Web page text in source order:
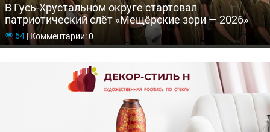
В Гусь-Хрустальном округе стартовал
патриотический слёт «Мещёрские зори — 2026»
54 |Комментарии: 0